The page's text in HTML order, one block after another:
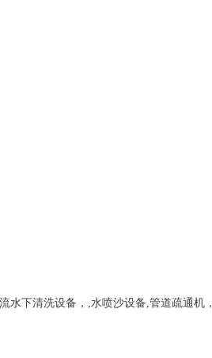
水下清洗设备， ,水喷沙设备,管道疏通机 ，